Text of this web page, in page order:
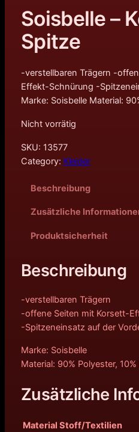
Soisbelle –
Spitze
-verstellbaren Trägern -
Effekt-Schnürung -
Marke: Soisbelle Material:
Nicht vorrätig
SKU: 13577
Category: Kleider
Beschreibung
Zusätzliche
Produktsicherheit
Beschreibung
-verstellbaren Trägern
-offene Seiten mit Korsett-
-Spitzeneinsatz auf der
Marke: Soisbelle
Material: 90% Polyester,
Zusätzliche
Material Stoff/Textilien